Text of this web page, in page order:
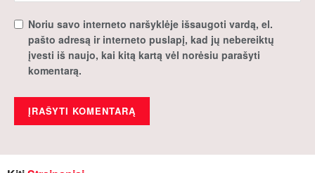
Noriu savo interneto naršyklėje išsaugoti vardą, el.
pašto adresą ir interneto puslapį, kad jų nebereiktų
įvesti iš naujo, kai kitą kartą vėl norėsiu parašyti
komentarą.